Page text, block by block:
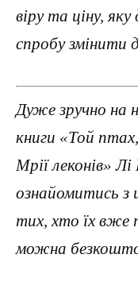
віру та ціну,
спробу змінити
Дуже зручно на
книги «Той
Мрії леконів»
ознайомитись з
тих, хто їх вже
можна